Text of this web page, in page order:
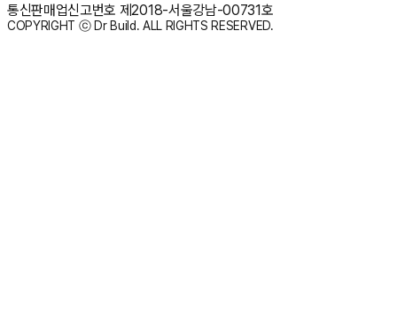
통신판매업신고번호 제2018-서울강남-00731호
COPYRIGHT ⓒ Dr Build. ALL RIGHTS RESERVED.